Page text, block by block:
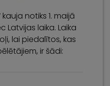
notiks 1. maijā
Latvijas laika. Laika
lai piedalītos, kas
ir šādi: